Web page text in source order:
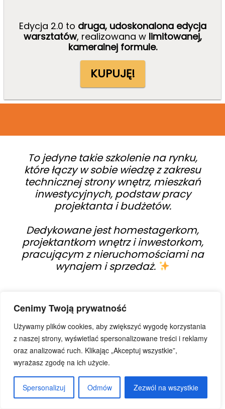
Cenimy Twoją prywatność
Używamy plików cookies, aby zwiększyć wygodę korzystania
z naszej strony, wyświetlać spersonalizowane treści i reklamy
oraz analizować ruch. Klikając „Akceptuj wszystkie”,
wyrażasz zgodę na ich użycie.
Spersonalizuj Odmów Zezwól na wszystkie
Edycja 2.0 to druga, udoskonalona edycja
warsztatów, realizowana w limitowanej,
kameralnej formule.
KUPUJĘ!
To jedyne takie szkolenie na rynku,
które łączy w sobie wiedzę z zakresu
technicznej strony wnętrz, mieszkań
inwestycyjnych, podstaw pracy
projektanta i budżetów.
Dedykowane jest homestagerkom,
projektantkom wnętrz i inwestorkom,
pracującym z nieruchomościami na
wynajem i sprzedaż.
Kurs polecany przez: